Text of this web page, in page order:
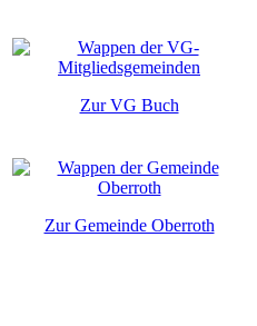
Zur VG Buch
Zur Gemeinde Oberroth